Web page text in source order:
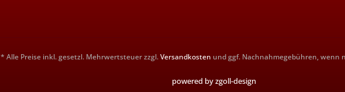
* Alle Preise inkl. gesetzl. Mehrwertsteuer zzgl.Versandkosten und ggf. Nachnahmegebühren, wenn
powered by zgoll-design